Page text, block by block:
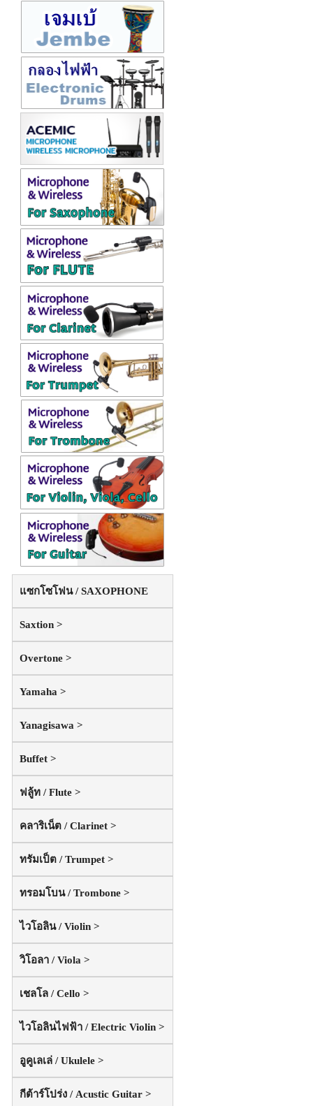
แซกโซโฟน / SAXOPHONE
Saxtion >
Overtone >
Yamaha >
Yanagisawa >
Buffet >
ฟลู้ท / Flute >
คลาริเน็ต / Clarinet >
ทรัมเป็ต / Trumpet >
ทรอมโบน / Trombone >
ไวโอลิน / Violin >
วิโอลา / Viola >
เชลโล / Cello >
ไวโอลินไฟฟ้า / Electric Violin >
อูคูเลเล่ / Ukulele >
กีต้าร์โปร่ง / Acustic Guitar >